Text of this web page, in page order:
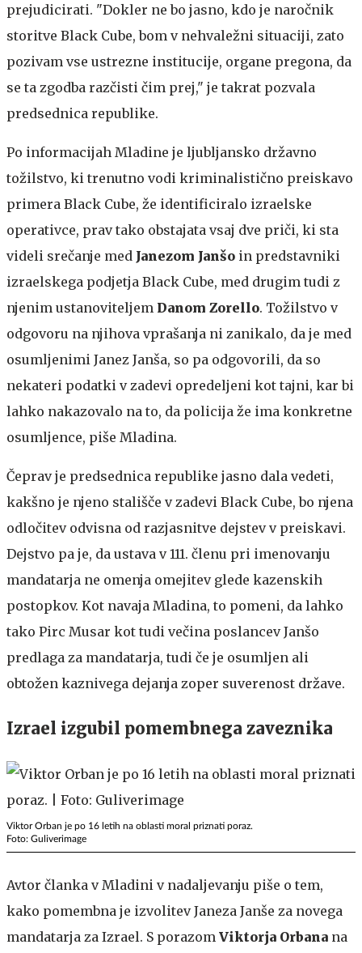
prejudicirati. "Dokler ne bo jasno, kdo je naročnik
storitve Black Cube, bom v nehvaležni situaciji, zato
pozivam vse ustrezne institucije, organe pregona, da
se ta zgodba razčisti čim prej," je takrat pozvala
predsednica republike.
Po informacijah Mladine je ljubljansko državno
tožilstvo, ki trenutno vodi kriminalistično preiskavo
primera Black Cube, že identificiralo izraelske
operativce, prav tako obstajata vsaj dve priči, ki sta
videli srečanje med Janezom Janšo in predstavniki
izraelskega podjetja Black Cube, med drugim tudi z
njenim ustanoviteljem Danom Zorello. Tožilstvo v
odgovoru na njihova vprašanja ni zanikalo, da je med
osumljenimi Janez Janša, so pa odgovorili, da so
nekateri podatki v zadevi opredeljeni kot tajni, kar bi
lahko nakazovalo na to, da policija že ima konkretne
osumljence, piše Mladina.
Čeprav je predsednica republike jasno dala vedeti,
kakšno je njeno stališče v zadevi Black Cube, bo njena
odločitev odvisna od razjasnitve dejstev v preiskavi.
Dejstvo pa je, da ustava v 111. členu pri imenovanju
mandatarja ne omenja omejitev glede kazenskih
postopkov. Kot navaja Mladina, to pomeni, da lahko
tako Pirc Musar kot tudi večina poslancev Janšo
predlaga za mandatarja, tudi če je osumljen ali
obtožen kaznivega dejanja zoper suverenost države.
Izrael izgubil pomembnega zaveznika
Viktor Orban je po 16 letih na oblasti moral priznati poraz.
Foto: Guliverimage
Avtor članka v Mladini v nadaljevanju piše o tem,
kako pomembna je izvolitev Janeza Janše za novega
mandatarja za Izrael. S porazom Viktorja Orbana na